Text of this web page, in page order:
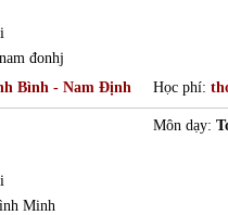
đonhj
Bình - Nam Định Học phí:
Môn dạy:
Minh